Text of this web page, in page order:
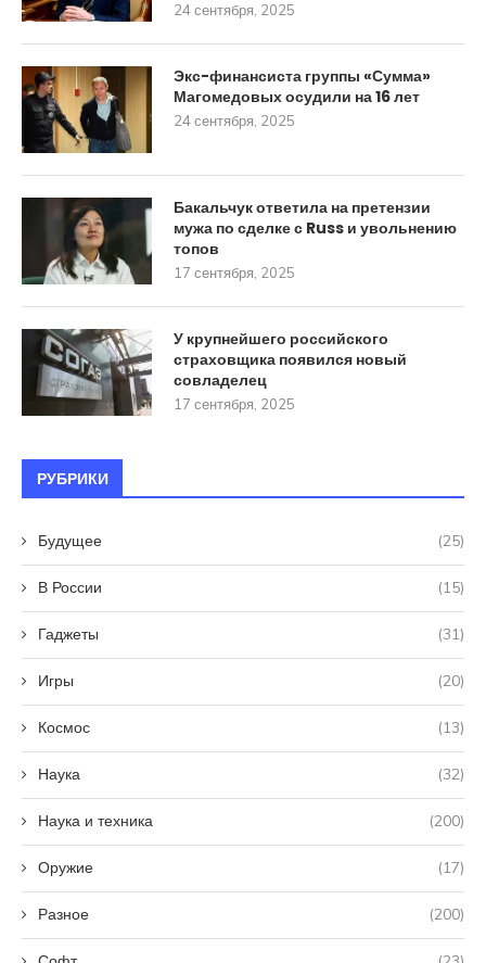
24 сентября, 2025
Экс-финансиста группы «Сумма»
Магомедовых осудили на 16 лет
24 сентября, 2025
Бакальчук ответила на претензии
мужа по сделке с Russ и увольнению
топов
17 сентября, 2025
У крупнейшего российского
страховщика появился новый
совладелец
17 сентября, 2025
РУБРИКИ
Будущее (25)
В России (15)
Гаджеты (31)
Игры (20)
Космос (13)
Наука (32)
Наука и техника (200)
Оружие (17)
Разное (200)